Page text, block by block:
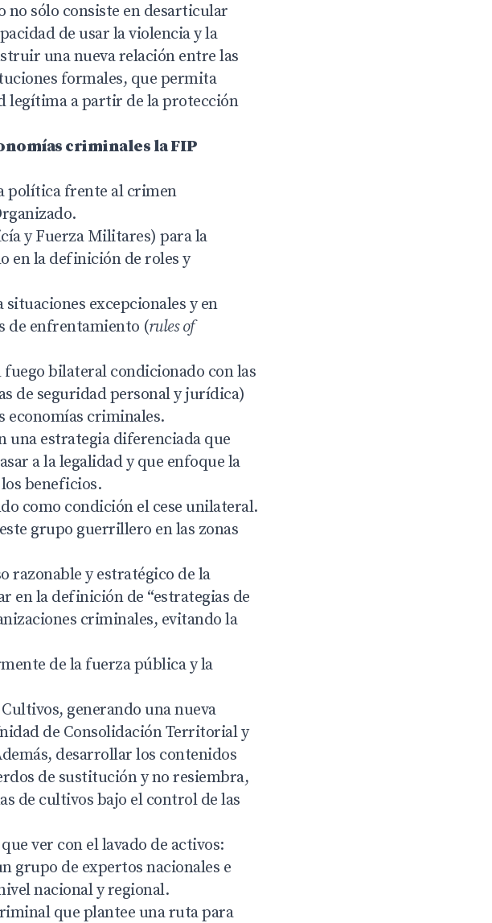
no sólo consiste en desarticular
de usar la violencia y la
una nueva relación entre las
formales, que permita
legítima a partir de la protección
criminales la FIP
política frente al crimen
y Fuerza Militares) para la
en la definición de roles y
excepcionales y en
de enfrentamiento (rules of
fuego bilateral condicionado con las
de seguridad personal y jurídica)
economías criminales.
estrategia diferenciada que
a la legalidad y que enfoque la
beneficios.
como condición el cese unilateral.
grupo guerrillero en las zonas
razonable y estratégico de la
en la definición de “estrategias de
criminales, evitando la
de la fuerza pública y la
generando una nueva
de Consolidación Territorial y
desarrollar los contenidos
de sustitución y no resiembra,
de cultivos bajo el control de las
ver con el lavado de activos:
grupo de expertos nacionales e
nacional y regional.
que plantee una ruta para